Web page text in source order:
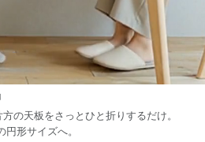
の天板をさっとひと折りするだけ。
形サイズへ。